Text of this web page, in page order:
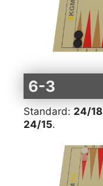
6-3
Standard: 24/18
24/15.